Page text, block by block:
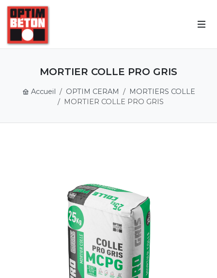
MORTIER COLLE PRO GRIS
Accueil OPTIM CERAM
MORTIERS COLLE
MORTIER COLLE PRO GRIS